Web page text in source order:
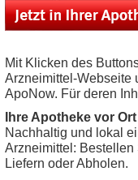
Mit Klicken des
Arzneimittel-Webseite
ApoNow. Für deren
Ihre Apotheke vor Ort
Nachhaltig und lokal
Arzneimittel: Bestellen
Liefern oder Abholen.